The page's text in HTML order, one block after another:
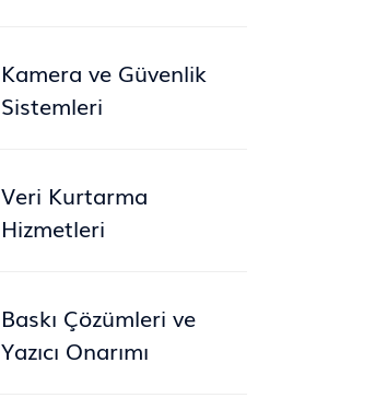
Kamera ve Güvenlik
Sistemleri
Veri Kurtarma
Hizmetleri
Baskı Çözümleri ve
Yazıcı Onarımı